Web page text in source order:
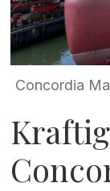
Concordia